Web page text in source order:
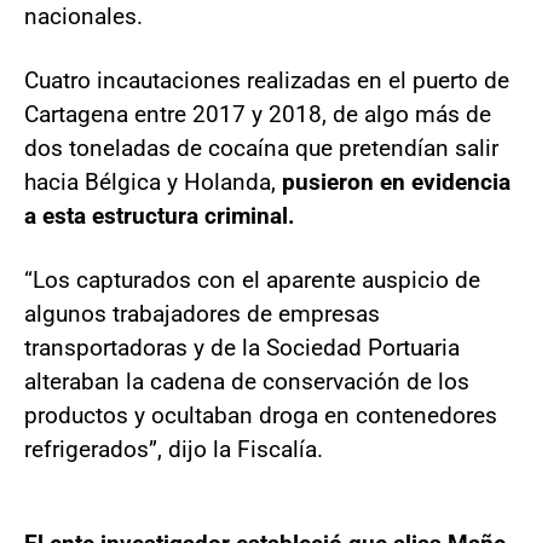
nacionales.
Cuatro incautaciones realizadas en el puerto de
Cartagena entre 2017 y 2018, de algo más de
dos toneladas de cocaína que pretendían salir
hacia Bélgica y Holanda, pusieron en evidencia
a esta estructura criminal.
“Los capturados con el aparente auspicio de
algunos trabajadores de empresas
transportadoras y de la Sociedad Portuaria
alteraban la cadena de conservación de los
productos y ocultaban droga en contenedores
refrigerados”, dijo la Fiscalía.